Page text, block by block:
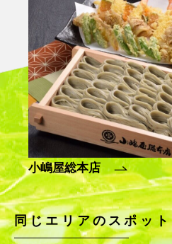
ギャラリー６坪
同じエリアのスポット